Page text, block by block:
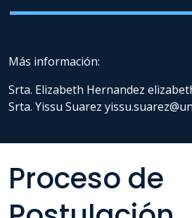
Más información:
Srta. Elizabeth Hernandez
Srta. Yissu Suarez
Proceso de